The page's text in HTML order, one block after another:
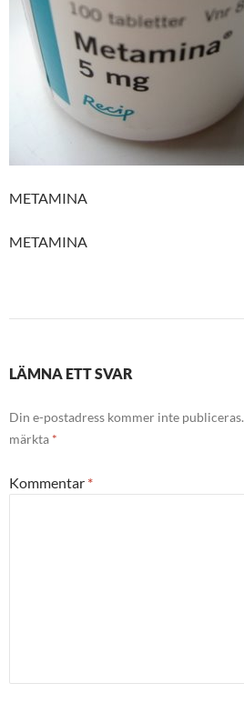
METAMINA
METAMINA
LÄMNA ETT SVAR
Din e-postadress kommer inte publiceras.
märkta *
Kommentar *